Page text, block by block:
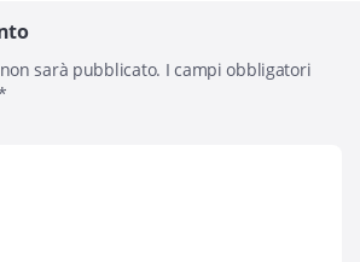
sarà pubblicato. I campi obbligatori